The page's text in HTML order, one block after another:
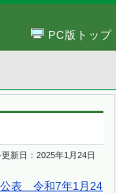
PC版トップ
更新日：2025年1月24日
公表 令和7年1月24